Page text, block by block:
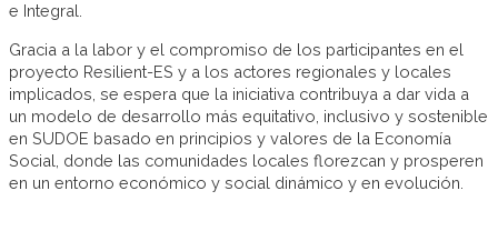
e Integral.
Gracia a la labor y el compromiso de los participantes en el
proyecto Resilient-ES y a los actores regionales y locales
implicados, se espera que la iniciativa contribuya a dar vida a
un modelo de desarrollo más equitativo, inclusivo y sostenible
en SUDOE basado en principios y valores de la Economía
Social, donde las comunidades locales florezcan y prosperen
en un entorno económico y social dinámico y en evolución.